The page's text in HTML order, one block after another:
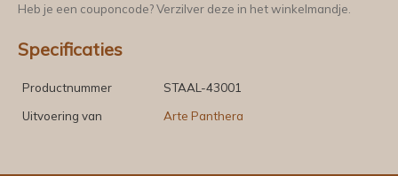
Heb je een couponcode? Verzilver deze in het winkelmandje.
Specificaties
Productnummer
STAAL-43001
Uitvoering van
Arte Panthera